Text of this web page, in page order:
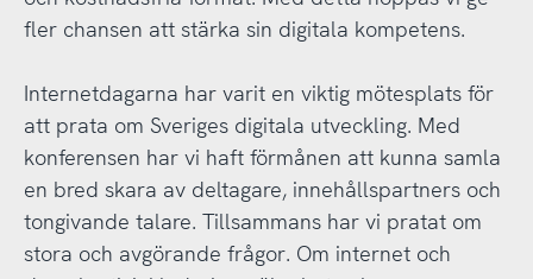
fler chansen att stärka sin digitala kompetens.
Internetdagarna har varit en viktig mötesplats för
att prata om Sveriges digitala utveckling. Med
konferensen har vi haft förmånen att kunna samla
en bred skara av deltagare, innehållspartners och
tongivande talare. Tillsammans har vi pratat om
stora och avgörande frågor. Om internet och